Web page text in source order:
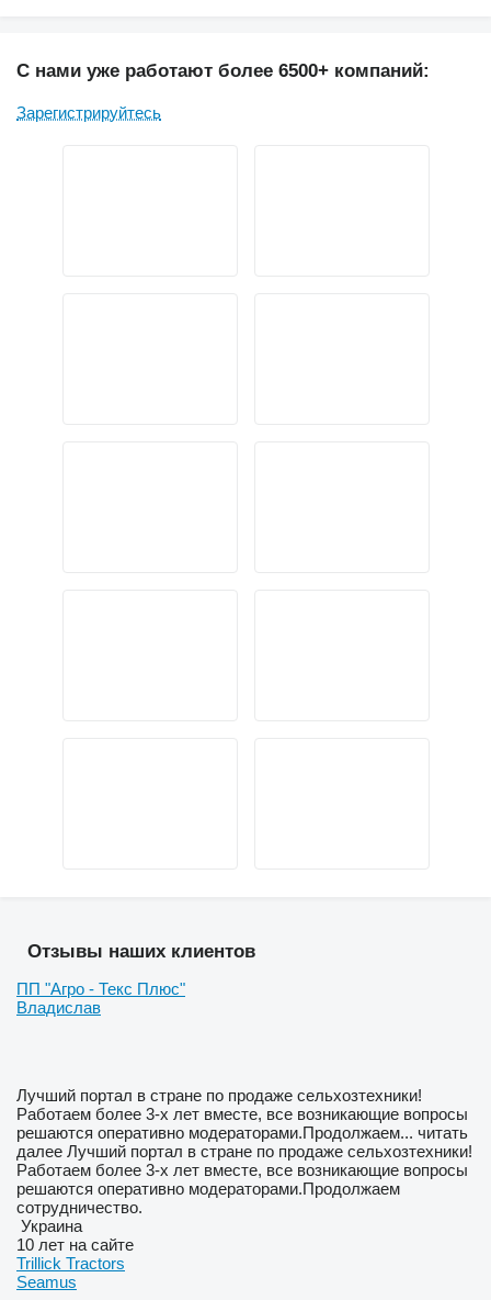
С нами уже работают более 6500+ компаний:
Зарегистрируйтесь
Отзывы наших клиентов
ПП "Агро - Текс Плюс"
Владислав
Лучший портал в стране по продаже сельхозтехники!
Работаем более 3-х лет вместе, все возникающие вопросы
решаются оперативно модераторами.Продолжаем... читать
далее Лучший портал в стране по продаже сельхозтехники!
Работаем более 3-х лет вместе, все возникающие вопросы
решаются оперативно модераторами.Продолжаем
сотрудничество.
Украина
10 лет на сайте
Trillick Tractors
Seamus